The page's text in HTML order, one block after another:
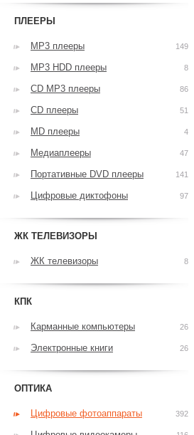
ПЛЕЕРЫ
MP3 плееры 149
MP3 HDD плееры 8
CD MP3 плееры 86
CD плееры 51
MD плееры 4
Медиаплееры 47
Портативные DVD плееры 141
Цифровые диктофоны 97
ЖК ТЕЛЕВИЗОРЫ
ЖК телевизоры 8
КПК
Карманные компьютеры 26
Электронные книги 26
ОПТИКА
Цифровые фотоаппараты 392